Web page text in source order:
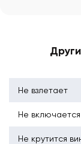
Не взлетает
Не включается
Не крутится